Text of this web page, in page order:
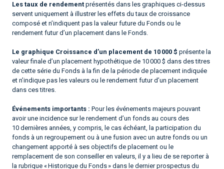
Les taux de rendement présentés dans les graphiques ci-dessus
servent uniquement à illustrer les effets du taux de croissance
composé et n’indiquent pas la valeur future du Fonds ou le
rendement futur d’un placement dans le Fonds.
Le graphique Croissance d’un placement de 10 000 $ présente la
valeur finale d’un placement hypothétique de 10 000 $ dans des titres
de cette série du Fonds à la fin de la période de placement indiquée
et n’indique pas les valeurs ou le rendement futur d’un placement
dans ces titres.
Événements importants : Pour les événements majeurs pouvant
avoir une incidence sur le rendement d’un fonds au cours des
10 dernières années, y compris, le cas échéant, la participation du
fonds à un regroupement ou à une fusion avec un autre fonds ou un
changement apporté à ses objectifs de placement ou le
remplacement de son conseiller en valeurs, il y a lieu de se reporter à
la rubrique « Historique du Fonds » dans le dernier prospectus du